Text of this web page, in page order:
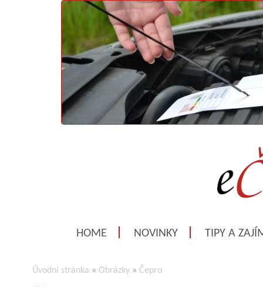
HOME NOVINKY TIPY A
Úvodní stránka » Obrázky » Čepro